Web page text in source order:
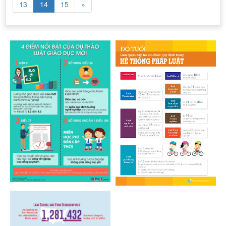
13 14 15 »